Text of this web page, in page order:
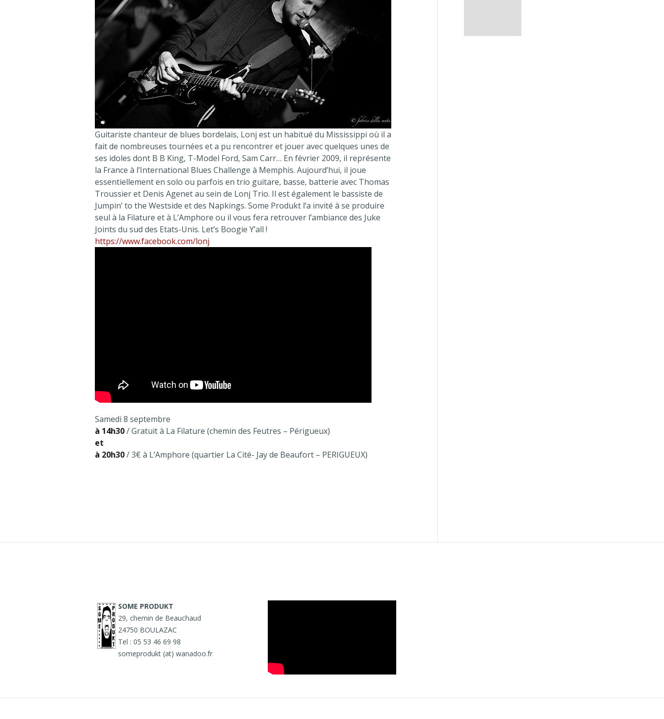
Guitariste chanteur de blues bordelais, Lonj est un habitué du Mississippi où il a
fait de nombreuses tournées et a pu rencontrer et jouer avec quelques unes de
ses idoles dont B B King, T-Model Ford, Sam Carr… En février 2009, il représente
la France à l’International Blues Challenge à Memphis. Aujourd’hui, il joue
essentiellement en solo ou parfois en trio guitare, basse, batterie avec Thomas
Troussier et Denis Agenet au sein de Lonj Trio. Il est également le bassiste de
Jumpin’ to the Westside et des Napkings. Some Produkt l’a invité à se produire
seul à la Filature et à L’Amphore ou il vous fera retrouver l’ambiance des Juke
Joints du sud des Etats-Unis. Let’s Boogie Y’all !
https://www.facebook.com/lonj
Samedi 8 septembre
à 14h30/ Gratuit à La Filature (chemin des Feutres – Périgueux)
et
à 20h30/ 3€ à L’Amphore (quartier La Cité- Jay de Beaufort – PERIGUEUX)
SOME PRODUKT
29, chemin de Beauchaud
24750 BOULAZAC
Tel : 05 53 46 69 98
someprodukt (at) wanadoo.fr